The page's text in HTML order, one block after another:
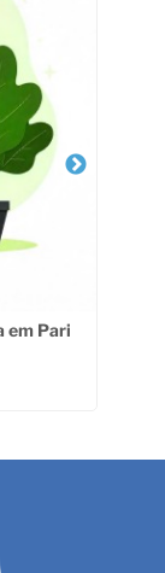
em Pari